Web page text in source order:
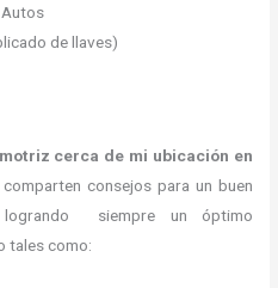
de llaves)
cerca de mi ubicación en
comparten consejos para un buen
siempre un óptimo
tales como: